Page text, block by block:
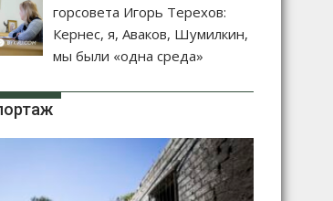
горсовета Игорь Терехов:
Кернес, я, Аваков, Шумилкин,
мы были «одна среда»